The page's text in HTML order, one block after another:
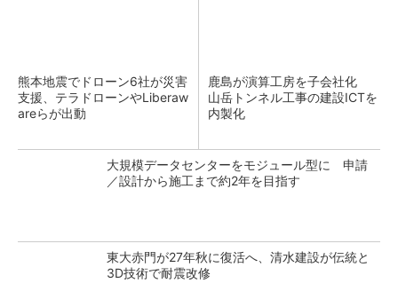
熊本地震でドローン6社が災害
支援、テラドローンやLiberaw
areらが出動
鹿島が演算工房を子会社化
山岳トンネル工事の建設ICTを
内製化
大規模データセンターをモジュール型に 申請
／設計から施工まで約2年を目指す
東大赤門が27年秋に復活へ、清水建設が伝統と
3D技術で耐震改修